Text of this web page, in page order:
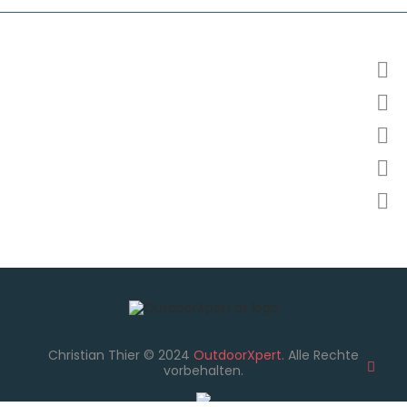





Christian Thier © 2024 OutdoorXpert. Alle Rechte
vorbehalten.